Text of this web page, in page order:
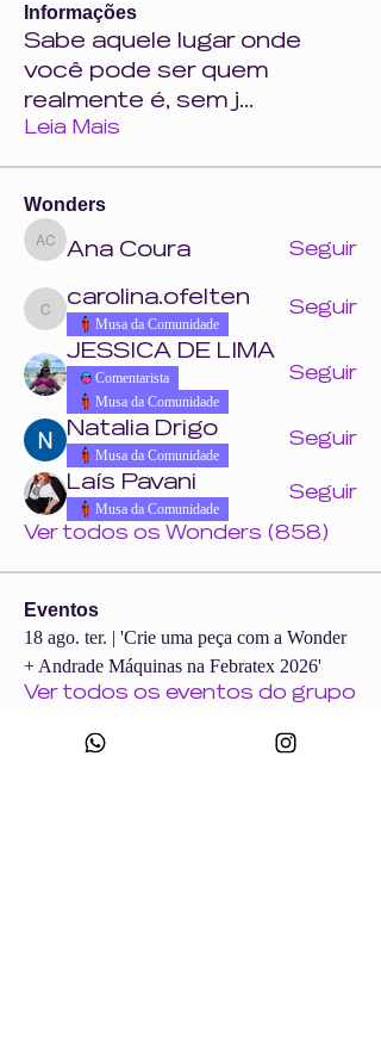
Informações
Sabe aquele lugar onde
você pode ser quem
realmente é, sem j...
Leia Mais
Wonders
Ana Coura
Ana Coura Seguir
carolina.ofelten
carolina.ofelten
Musa da Comunidade
Seguir
JESSICA DE LIMA
Comentarista
Musa da Comunidade
Seguir
Natalia Drigo
Musa da Comunidade
Seguir
Laís Pavani
Musa da Comunidade
Seguir
Ver todos os Wonders (858)
Eventos
18 ago. ter. | 'Crie uma peça com a Wonder
+ Andrade Máquinas na Febratex 2026'
Ver todos os eventos do grupo